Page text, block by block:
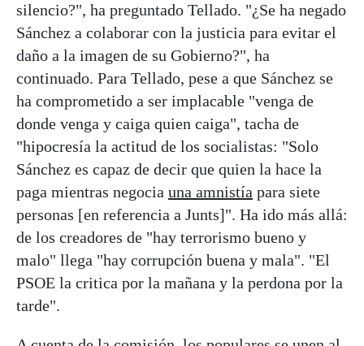
silencio?", ha preguntado Tellado. "¿Se ha negado
Sánchez a colaborar con la justicia para evitar el
daño a la imagen de su Gobierno?", ha
continuado. Para Tellado, pese a que Sánchez se
ha comprometido a ser implacable "venga de
donde venga y caiga quien caiga", tacha de
"hipocresía la actitud de los socialistas: "Solo
Sánchez es capaz de decir que quien la hace la
paga mientras negocia una amnistía para siete
personas [en referencia a Junts]". Ha ido más allá:
de los creadores de "hay terrorismo bueno y
malo" llega "hay corrupción buena y mala". "El
PSOE la critica por la mañana y la perdona por la
tarde".